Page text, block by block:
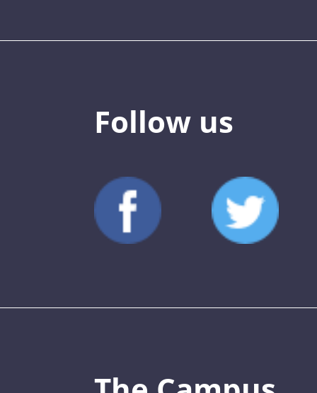
Follow us